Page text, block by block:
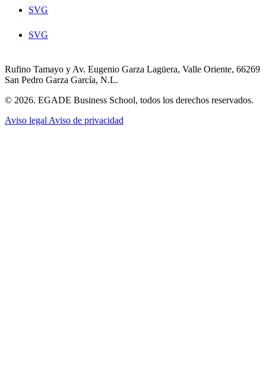
SVG
SVG
Rufino Tamayo y Av. Eugenio Garza Lagüera, Valle Oriente, 66269
San Pedro Garza García, N.L.
© 2026. EGADE Business School, todos los derechos reservados.
Aviso legal Aviso de privacidad